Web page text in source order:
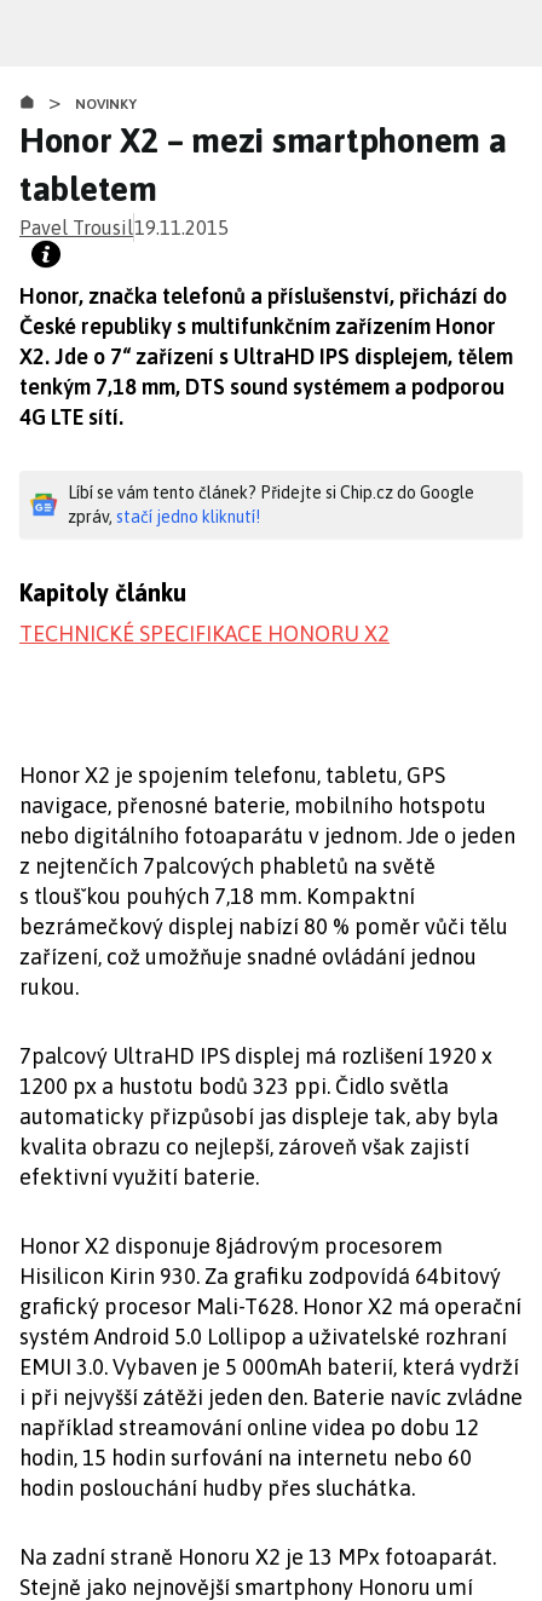
obsahu
> NOVINKY
Honor X2 – mezi smartphonem a
tabletem
Pavel Trousil19.11.2015
Honor, značka telefonů a příslušenství, přichází do
České republiky s multifunkčním zařízením Honor
X2. Jde o 7“ zařízení s UltraHD IPS displejem, tělem
tenkým 7,18 mm, DTS sound systémem a podporou
4G LTE sítí.
Líbí se vám tento článek? Přidejte si Chip.cz do Google
zpráv, stačí jedno kliknutí!
Kapitoly článku
TECHNICKÉ SPECIFIKACE HONORU X2
Honor X2 je spojením telefonu, tabletu, GPS
navigace, přenosné baterie, mobilního hotspotu
nebo digitálního fotoaparátu v jednom. Jde o jeden
z nejtenčích 7palcových phabletů na světě
s tloušˇkou pouhých 7,18 mm. Kompaktní
bezrámečkový displej nabízí 80 % poměr vůči tělu
zařízení, což umožňuje snadné ovládání jednou
rukou.
7palcový UltraHD IPS displej má rozlišení 1920 x
1200 px a hustotu bodů 323 ppi. Čidlo světla
automaticky přizpůsobí jas displeje tak, aby byla
kvalita obrazu co nejlepší, zároveň však zajistí
efektivní využití baterie.
Honor X2 disponuje 8jádrovým procesorem
Hisilicon Kirin 930. Za grafiku zodpovídá 64bitový
grafický procesor Mali-T628. Honor X2 má operační
systém Android 5.0 Lollipop a uživatelské rozhraní
EMUI 3.0. Vybaven je 5 000mAh baterií, která vydrží
i při nejvyšší zátěži jeden den. Baterie navíc zvládne
například streamování online videa po dobu 12
hodin, 15 hodin surfování na internetu nebo 60
hodin poslouchání hudby přes sluchátka.
Na zadní straně Honoru X2 je 13 MPx fotoaparát.
Stejně jako nejnovější smartphony Honoru umí